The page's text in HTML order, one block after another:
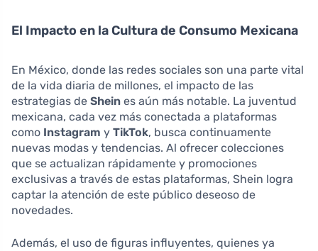
El Impacto en la Cultura de Consumo Mexicana
En México, donde las redes sociales son una parte vital
de la vida diaria de millones, el impacto de las
estrategias de Shein es aún más notable. La juventud
mexicana, cada vez más conectada a plataformas
como Instagram y TikTok, busca continuamente
nuevas modas y tendencias. Al ofrecer colecciones
que se actualizan rápidamente y promociones
exclusivas a través de estas plataformas, Shein logra
captar la atención de este público deseoso de
novedades.
Además, el uso de figuras influyentes, quienes ya